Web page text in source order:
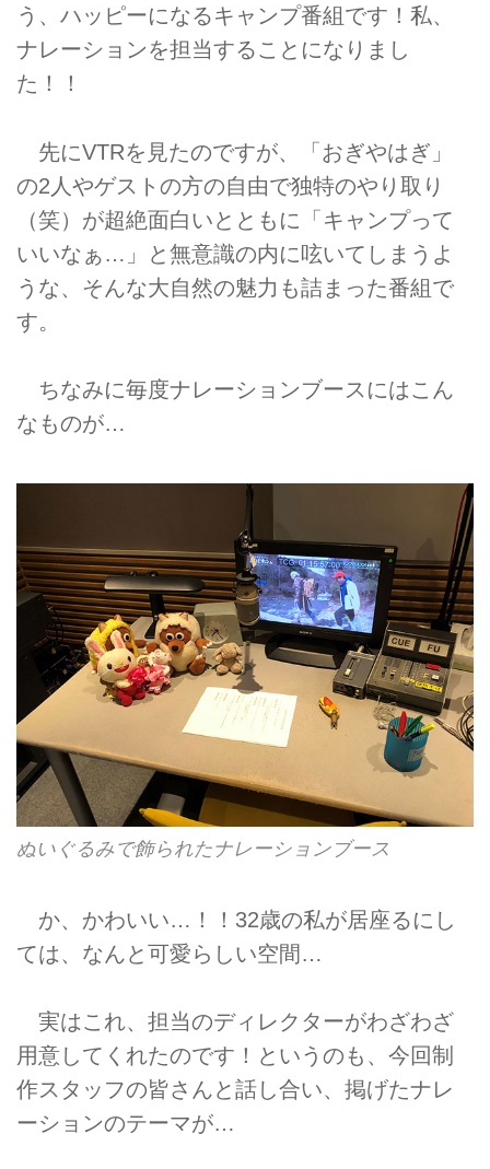
う、ハッピーになるキャンプ番組です！私、
ナレーションを担当することになりまし
た！！
先にVTRを見たのですが、「おぎやはぎ」
の2人やゲストの方の自由で独特のやり取り
（笑）が超絶面白いとともに「キャンプって
いいなぁ…」と無意識の内に呟いてしまうよ
うな、そんな大自然の魅力も詰まった番組で
す。
ちなみに毎度ナレーションブースにはこん
なものが…
ぬいぐるみで飾られたナレーションブース
か、かわいい…！！32歳の私が居座るにし
ては、なんと可愛らしい空間…
実はこれ、担当のディレクターがわざわざ
用意してくれたのです！というのも、今回制
作スタッフの皆さんと話し合い、掲げたナレ
ーションのテーマが…